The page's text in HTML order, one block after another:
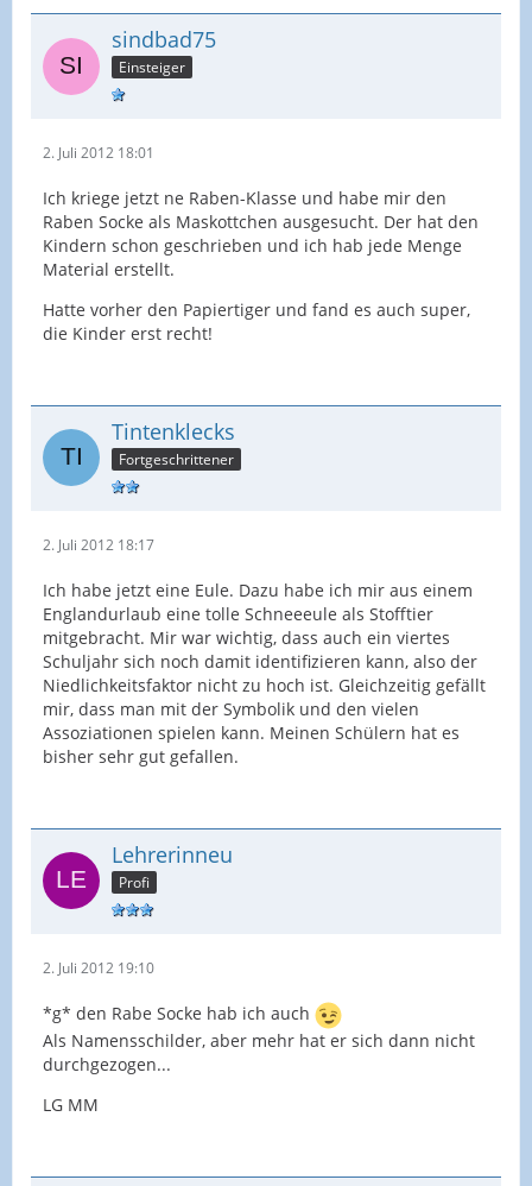
sindbad75
Einsteiger
2. Juli 2012 18:01
Ich kriege jetzt ne Raben-Klasse und habe mir den
Raben Socke als Maskottchen ausgesucht. Der hat den
Kindern schon geschrieben und ich hab jede Menge
Material erstellt.
Hatte vorher den Papiertiger und fand es auch super,
die Kinder erst recht!
Tintenklecks
Fortgeschrittener
2. Juli 2012 18:17
Ich habe jetzt eine Eule. Dazu habe ich mir aus einem
Englandurlaub eine tolle Schneeeule als Stofftier
mitgebracht. Mir war wichtig, dass auch ein viertes
Schuljahr sich noch damit identifizieren kann, also der
Niedlichkeitsfaktor nicht zu hoch ist. Gleichzeitig gefällt
mir, dass man mit der Symbolik und den vielen
Assoziationen spielen kann. Meinen Schülern hat es
bisher sehr gut gefallen.
Lehrerinneu
Profi
2. Juli 2012 19:10
*g* den Rabe Socke hab ich auch
Als Namensschilder, aber mehr hat er sich dann nicht
durchgezogen...
LG MM